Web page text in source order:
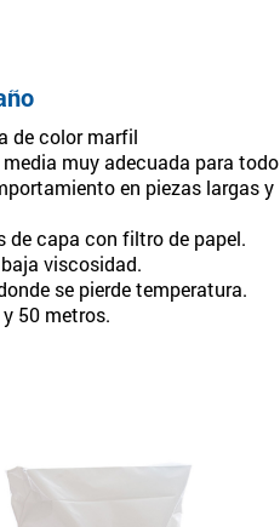
de color marfil
muy adecuada para todo
en piezas largas y
de capa con filtro de papel.
viscosidad.
se pierde temperatura.
50 metros.